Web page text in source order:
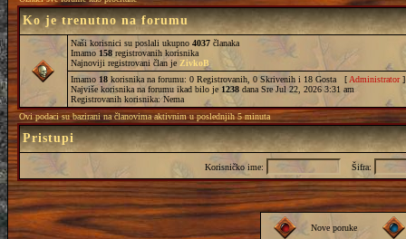
Ko je trenutno na forumu
Naši korisnici su poslali ukupno 4037 članaka
Imamo 158 registrovanih korisnika
Najnoviji registrovani član je ZivkoB
Imamo 18 korisnika na forumu: 0 Registrovanih, 0 Skrivenih i 18 Gosta [ Administrator
Najviše korisnika na forumu ikad bilo je 1238 dana Sre Jul 22, 2026 3:31 am
Registrovanih korisnika: Nema
Ovi podaci su bazirani na članovima aktivnim u poslednjih 5 minuta
Pristupi
Korisničko ime: Šifra:
Nove poruke